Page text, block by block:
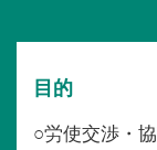
目的
○労使交渉・